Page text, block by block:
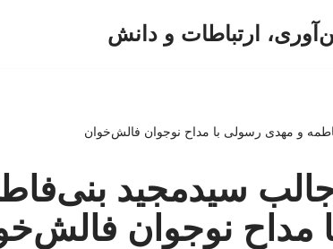
ارتباطات و دانش
و مهدی رسولی با مداح نوجوان فالش‌خوان
جالب سیدمجید
مداح نوجوان